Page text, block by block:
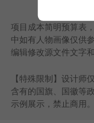
项目成本简明预算表
中如有人物画像仅供
编辑修改源文件文字
【特殊限制】设计师
含有的国旗、国徽等
示例展示，禁止商用